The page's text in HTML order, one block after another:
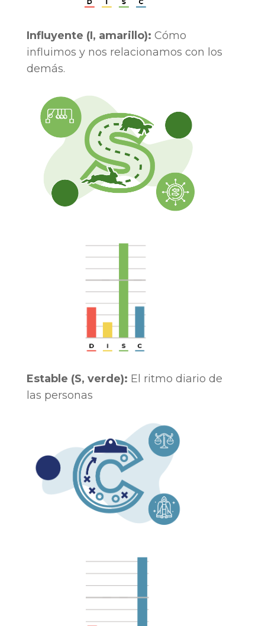
Influyente (I, amarillo): Cómo
influimos y nos relacionamos con los
demás.
Estable (S, verde): El ritmo diario de
las personas